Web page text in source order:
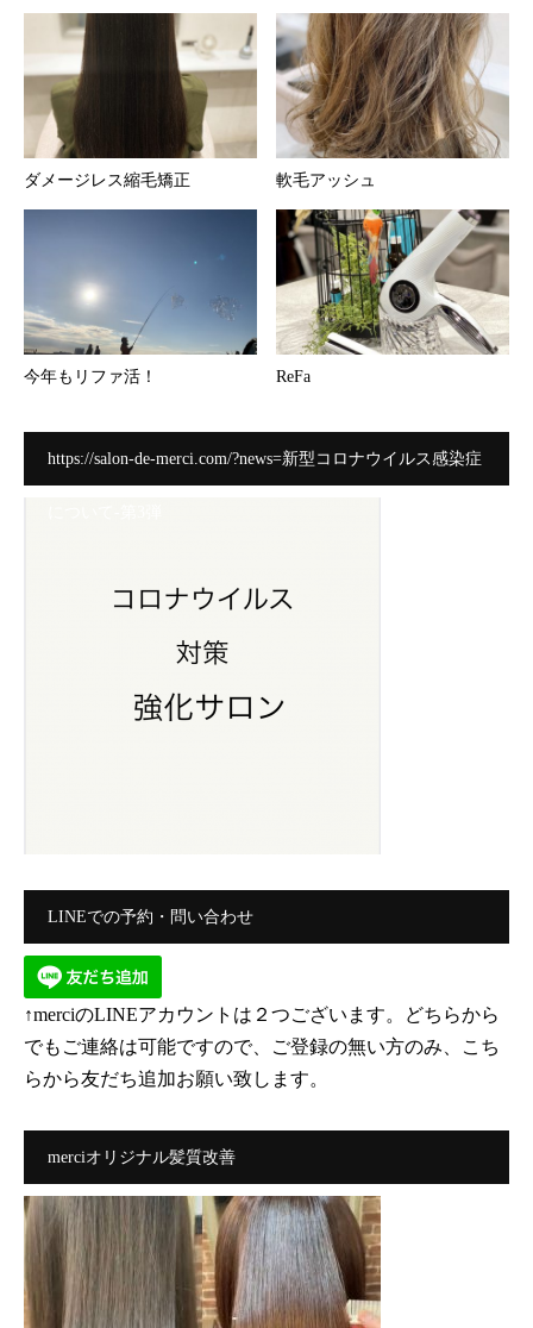
ダメージレス縮毛矯正 軟毛アッシュ
今年もリファ活！ ReFa
https://salon-de-merci.com/?news=新型コロナウイルス感染症
LINEでの予約・問い合わせ
↑merciのLINEアカウントは２つございます。どちらから
でもご連絡は可能ですので、ご登録の無い方のみ、こち
らから友だち追加お願い致します。
merciオリジナル髪質改善